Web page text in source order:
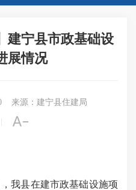
建宁县市政基础设
展情况
来源：建宁县住建局

我县在建市政基础设施项